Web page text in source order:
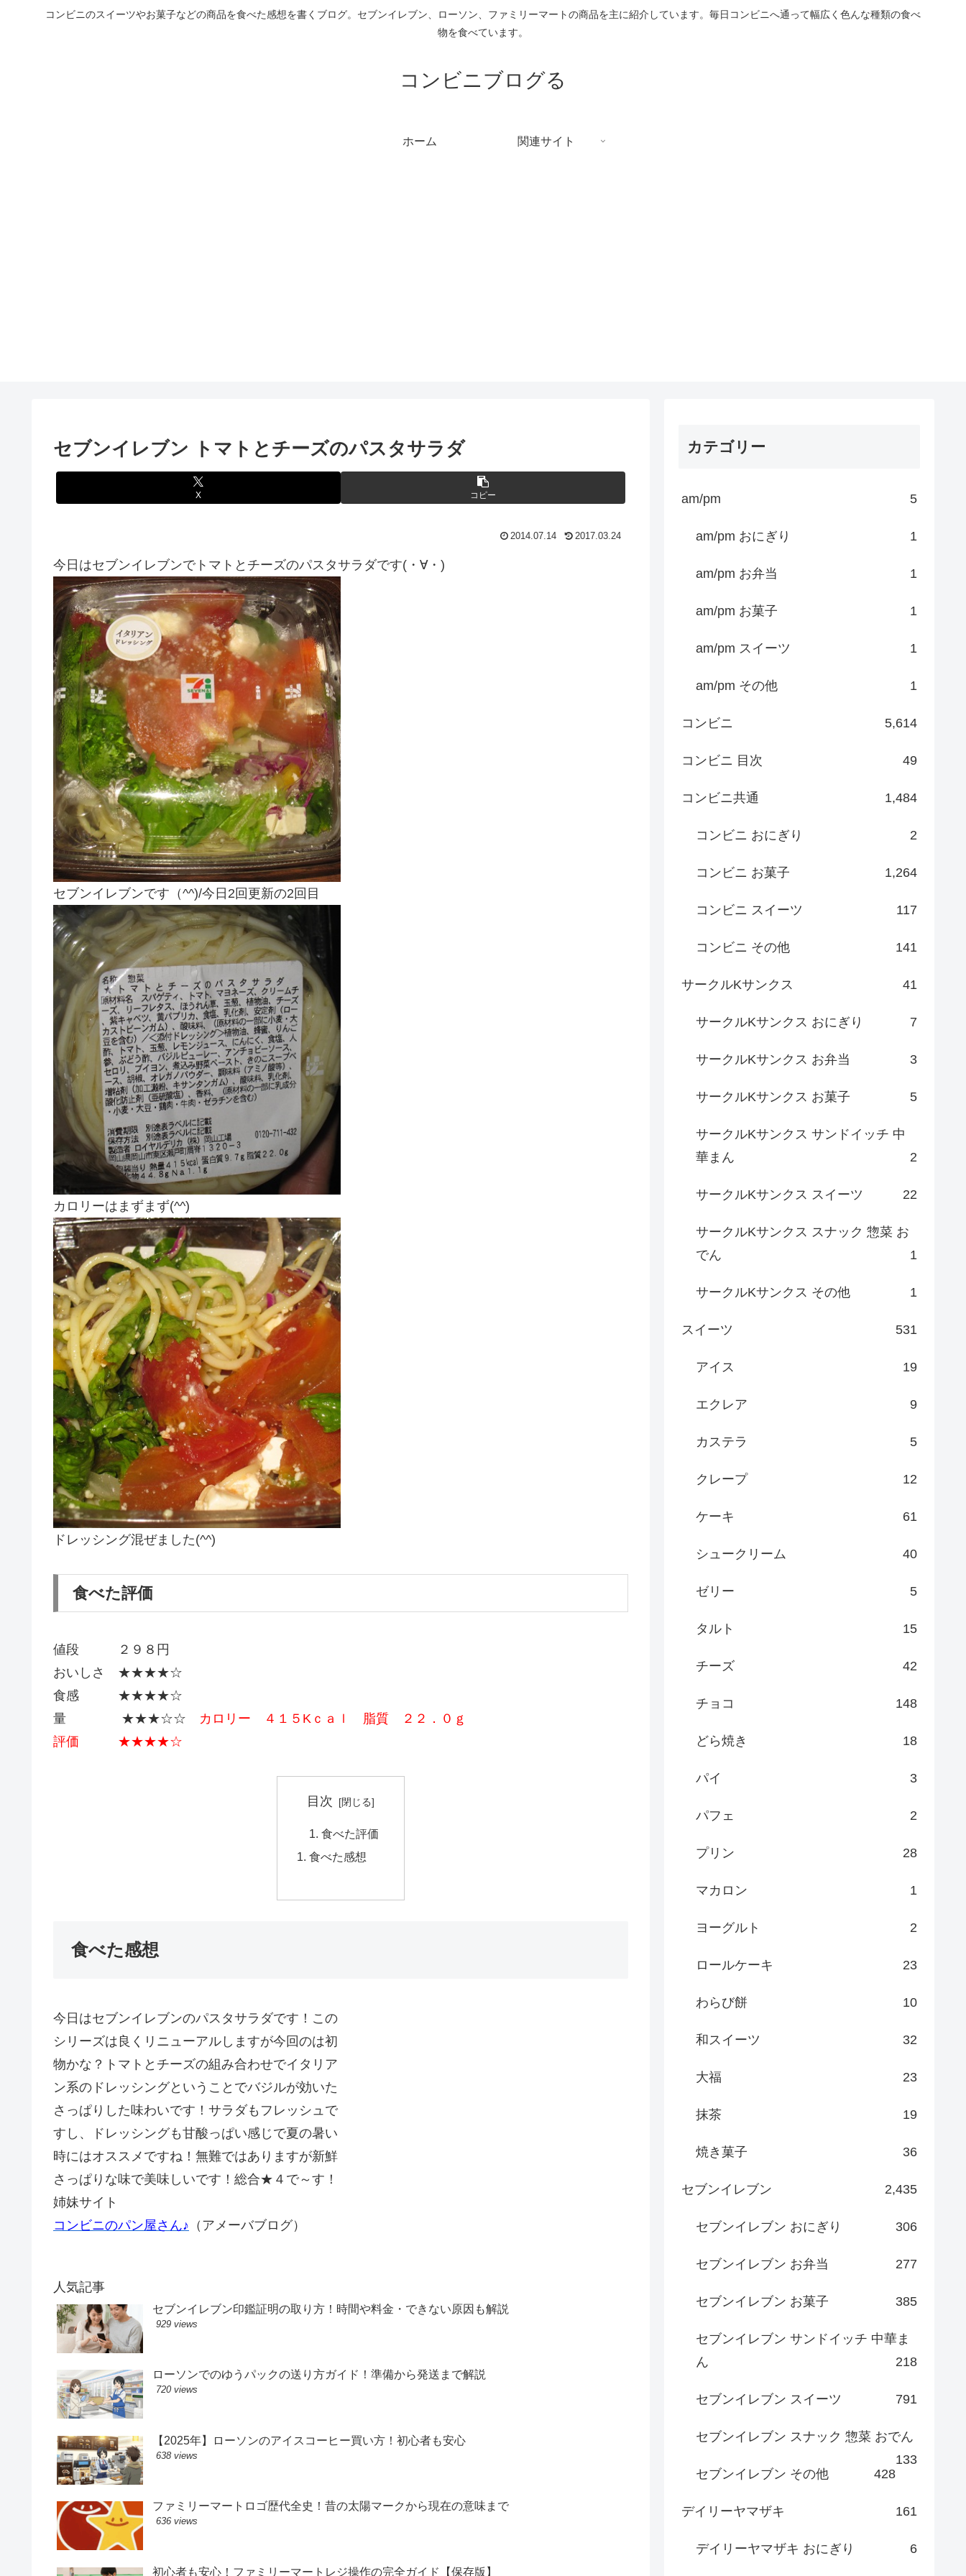
コンビニのスイーツやお菓子などの商品を食べた感想を書くブログ。セブンイレブン、ローソン、ファミリーマートの商品を主に紹介しています。毎日コンビニへ通って幅広く色んな種類の食べ
物を食べています。
コンビニブログる
ホーム 関連サイト
セブンイレブン トマトとチーズのパスタサラダ
X コピー
2014.07.14 2017.03.24
今日はセブンイレブンでトマトとチーズのパスタサラダです(・∀・)
セブンイレブンです（^^)/今日2回更新の2回目
カロリーはまずまず(^^)
ドレッシング混ぜました(^^)
食べた評価
値段 ２９８円
おいしさ ★★★★☆
食感 ★★★★☆
量 ★★★☆☆ カロリー ４１５Kｃａｌ 脂質 ２２．０ｇ
評価 ★★★★☆
目次
食べた評価
食べた感想
食べた感想
今日はセブンイレブンのパスタサラダです！この
シリーズは良くリニューアルしますが今回のは初
物かな？トマトとチーズの組み合わせでイタリア
ン系のドレッシングということでバジルが効いた
さっぱりした味わいです！サラダもフレッシュで
すし、ドレッシングも甘酸っぱい感じで夏の暑い
時にはオススメですね！無難ではありますが新鮮
さっぱりな味で美味しいです！総合★４で～す！
姉妹サイト
コンビニのパン屋さん♪ （アメーバブログ）
人気記事
セブンイレブン印鑑証明の取り方！時間や料金・できない原因も解説
929 views
ローソンでのゆうパックの送り方ガイド！準備から発送まで解説
720 views
【2025年】ローソンのアイスコーヒー買い方！初心者も安心
638 views
ファミリーマートロゴ歴代全史！昔の太陽マークから現在の意味まで
636 views
初心者も安心！ファミリーマートレジ操作の完全ガイド【保存版】
カテゴリー
am/pm 5
am/pm おにぎり 1
am/pm お弁当 1
am/pm お菓子 1
am/pm スイーツ 1
am/pm その他 1
コンビニ 5,614
コンビニ 目次 49
コンビニ共通 1,484
コンビニ おにぎり 2
コンビニ お菓子 1,264
コンビニ スイーツ 117
コンビニ その他 141
サークルKサンクス 41
サークルKサンクス おにぎり 7
サークルKサンクス お弁当 3
サークルKサンクス お菓子 5
サークルKサンクス サンドイッチ 中
華まん
2
サークルKサンクス スイーツ 22
サークルKサンクス スナック 惣菜 お
でん
1
サークルKサンクス その他 1
スイーツ 531
アイス 19
エクレア 9
カステラ 5
クレープ 12
ケーキ 61
シュークリーム 40
ゼリー 5
タルト 15
チーズ 42
チョコ 148
どら焼き 18
パイ 3
パフェ 2
プリン 28
マカロン 1
ヨーグルト 2
ロールケーキ 23
わらび餅 10
和スイーツ 32
大福 23
抹茶 19
焼き菓子 36
セブンイレブン 2,435
セブンイレブン おにぎり 306
セブンイレブン お弁当 277
セブンイレブン お菓子 385
セブンイレブン サンドイッチ 中華ま
ん
218
セブンイレブン スイーツ 791
セブンイレブン スナック 惣菜 おでん
133
セブンイレブン その他
428
デイリーヤマザキ 161
デイリーヤマザキ おにぎり 6